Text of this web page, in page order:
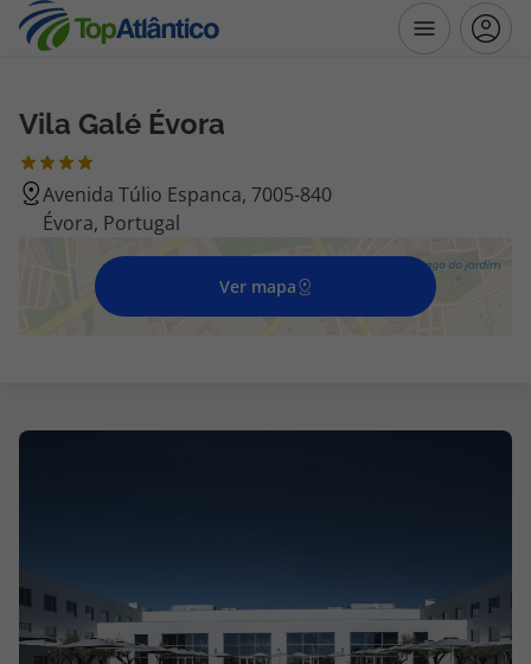
Destinos
Voos
Voos + Hotel
Promoções
Vila Galé Évora
Avenida Túlio Espanca, 7005-840
Évora, Portugal
Ver mapa